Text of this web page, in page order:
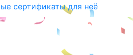
сертификаты для неё